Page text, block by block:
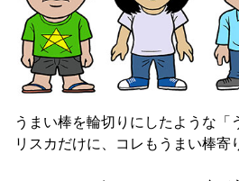
うまい棒を輪切りにしたような「
リスカだけに、コレもうまい棒寄